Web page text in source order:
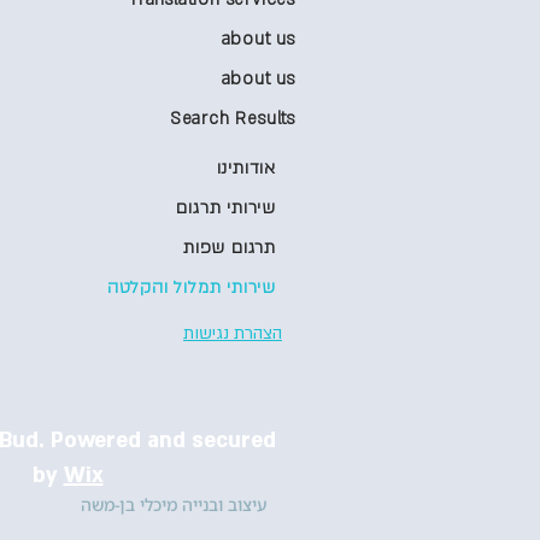
about us
about us
Search Results
אודותינו
שירותי תרגום
תרגום שפות
שירותי תמלול והקלטה
הצהרת נגישות
Powered and secured
by Wix
עיצוב ובנייה מיכלי בן-משה